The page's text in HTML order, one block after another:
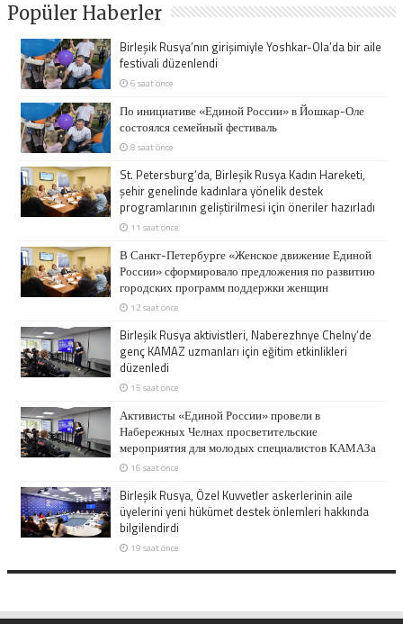
Popüler Haberler
Birleşik Rusya’nın girişimiyle Yoshkar-Ola’da bir aile
festivali düzenlendi
6 saat önce
По инициативе «Единой России» в Йошкар-Оле
состоялся семейный фестиваль
8 saat önce
St. Petersburg’da, Birleşik Rusya Kadın Hareketi,
şehir genelinde kadınlara yönelik destek
programlarının geliştirilmesi için öneriler hazırladı
11 saat önce
В Санкт-Петербурге «Женское движение Единой
России» сформировало предложения по развитию
городских программ поддержки женщин
12 saat önce
Birleşik Rusya aktivistleri, Naberezhnye Chelny’de
genç KAMAZ uzmanları için eğitim etkinlikleri
düzenledi
15 saat önce
Активисты «Единой России» провели в
Набережных Челнах просветительские
мероприятия для молодых специалистов КАМАЗа
16 saat önce
Birleşik Rusya, Özel Kuvvetler askerlerinin aile
üyelerini yeni hükümet destek önlemleri hakkında
bilgilendirdi
19 saat önce